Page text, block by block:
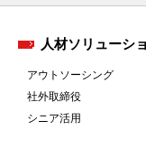
人材ソリューシ
アウトソーシング
社外取締役
シニア活用